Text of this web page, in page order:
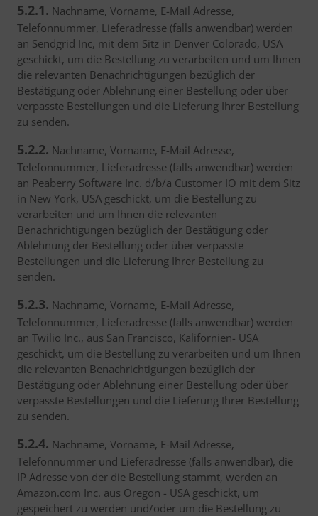
5.2.1. Nachname, Vorname, E-Mail Adresse,
Telefonnummer, Lieferadresse (falls anwendbar) werden
an Sendgrid Inc, mit dem Sitz in Denver Colorado, USA
geschickt, um die Bestellung zu verarbeiten und um Ihnen
die relevanten Benachrichtigungen bezüglich der
Bestätigung oder Ablehnung einer Bestellung oder über
verpasste Bestellungen und die Lieferung Ihrer Bestellung
zu senden.
5.2.2. Nachname, Vorname, E-Mail Adresse,
Telefonnummer, Lieferadresse (falls anwendbar) werden
an Peaberry Software Inc. d/b/a Customer IO mit dem Sitz
in New York, USA geschickt, um die Bestellung zu
verarbeiten und um Ihnen die relevanten
Benachrichtigungen bezüglich der Bestätigung oder
Ablehnung der Bestellung oder über verpasste
Bestellungen und die Lieferung Ihrer Bestellung zu
senden.
5.2.3. Nachname, Vorname, E-Mail Adresse,
Telefonnummer, Lieferadresse (falls anwendbar) werden
an Twilio Inc., aus San Francisco, Kalifornien- USA
geschickt, um die Bestellung zu verarbeiten und um Ihnen
die relevanten Benachrichtigungen bezüglich der
Bestätigung oder Ablehnung einer Bestellung oder über
verpasste Bestellungen und die Lieferung Ihrer Bestellung
zu senden.
5.2.4. Nachname, Vorname, E-Mail Adresse,
Telefonnummer und Lieferadresse (falls anwendbar), die
IP Adresse von der die Bestellung stammt, werden an
Amazon.com Inc. aus Oregon - USA geschickt, um
gespeichert zu werden und/oder um die Bestellung zu